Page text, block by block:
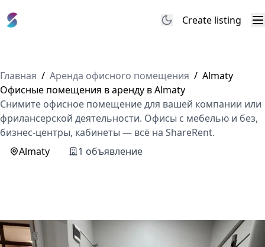
Create listing
Главная / Аренда офисного помещения / Almaty
Офисные помещения в аренду в Almaty
Снимите офисное помещение для вашей компании или
фрилансерской деятельности. Офисы с мебелью и без,
бизнес-центры, кабинеты — всё на ShareRent.
Almaty
1 объявление